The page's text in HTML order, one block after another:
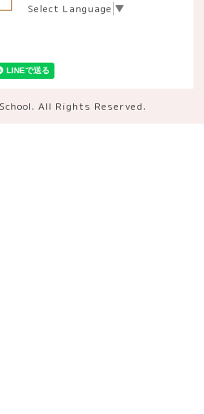
Select Language ▼
. All Rights Reserved.